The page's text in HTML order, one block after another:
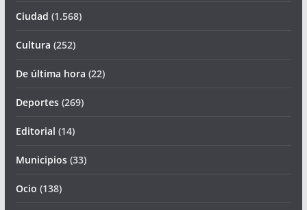
Ciudad (1.568)
Cultura (252)
De última hora (22)
Deportes(269)
Editorial (14)
Municipios(33)
Ocio (138)